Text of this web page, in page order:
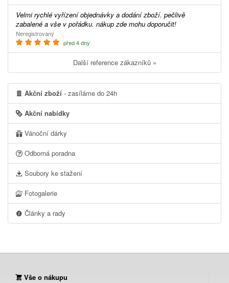
Velmi rychlé vyřízení objednávky a dodání zboží. pečlivě
zabalené a vše v pořádku. nákup zde mohu doporučit!
Neregistrovaný
před 4 dny
Další reference zákazníků »
Akční zboží - zasíláme do 24h
Akční nabídky
Vánoční dárky
Odborná poradna
Soubory ke stažení
Fotogalerie
Články a rady
Vše o nákupu